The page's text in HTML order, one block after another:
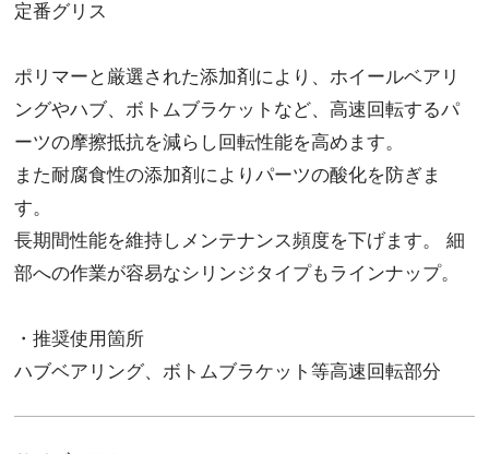
定番グリス
ポリマーと厳選された添加剤により、ホイールベアリ
ングやハブ、ボトムブラケットなど、高速回転するパ
ーツの摩擦抵抗を減らし回転性能を高めます。
また耐腐食性の添加剤によりパーツの酸化を防ぎま
す。
長期間性能を維持しメンテナンス頻度を下げます。 細
部への作業が容易なシリンジタイプもラインナップ。
・推奨使用箇所
ハブベアリング、ボトムブラケット等高速回転部分